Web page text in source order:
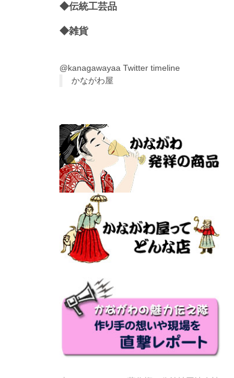
◆伝統工芸品
◆雑貨
@kanagawayaa Twitter timeline
かながわ屋